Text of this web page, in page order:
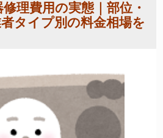
理費用の実態｜部位・
タイプ別の料金相場を